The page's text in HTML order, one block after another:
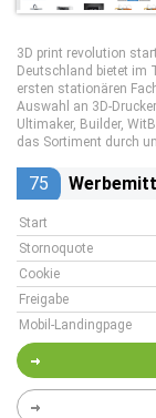
3D print revolution
Deutschland bietet im
ersten stationären
Auswahl an 3D-
Ultimaker, Builder,
das Sortiment durch
75
Start
Stornoquote
Cookie
Freigabe
Mobil-Landingpage